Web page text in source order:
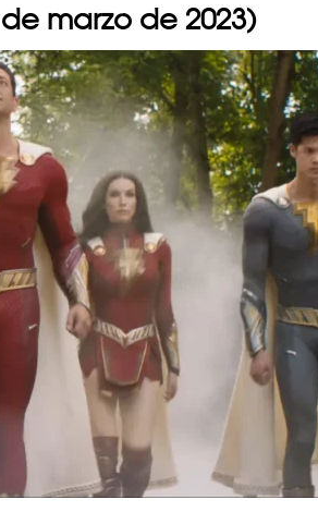
marzo de 2023)